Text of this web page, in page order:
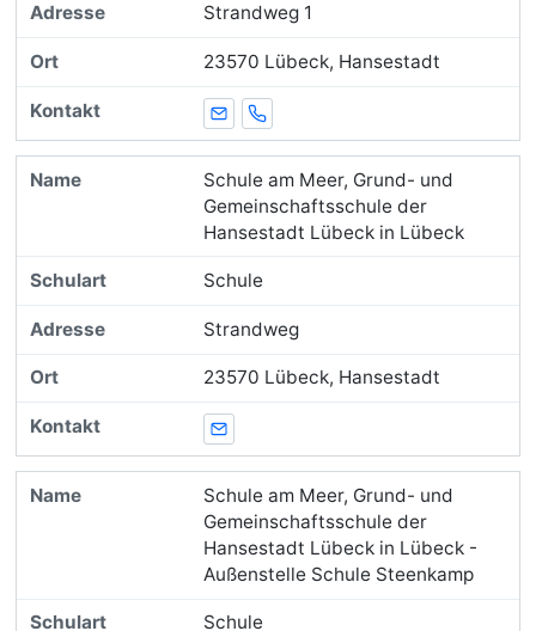
Strandweg 1
23570 Lübeck, Hansestadt
E-MailTelefon
Schule am Meer, Grund- und
Gemeinschaftsschule der
Hansestadt Lübeck in Lübeck
Schule
Strandweg
23570 Lübeck, Hansestadt
E-Mail
Schule am Meer, Grund- und
Gemeinschaftsschule der
Hansestadt Lübeck in Lübeck -
Außenstelle Schule Steenkamp
Schule